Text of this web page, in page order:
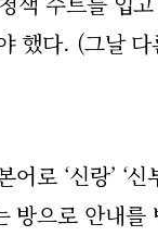
했다. (그날 다
로 ‘신랑’ ‘신
방으로 안내를